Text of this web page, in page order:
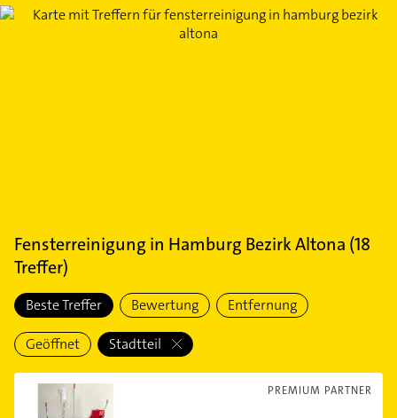
Fensterreinigung in Hamburg Bezirk Altona (18
Treffer)
Beste Treffer Bewertung Entfernung
Geöffnet Stadtteil
PREMIUM PARTNER